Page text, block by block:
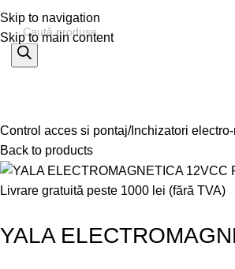
Skip to navigation
Skip to main content
Control acces si pontaj Inchizatori
Back to products
Livrare gratuită peste 1000 lei (fără TVA)
YALA